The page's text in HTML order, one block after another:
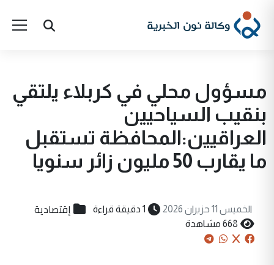
مسؤول محلي في كربلاء يلتقي
بنقيب السياحيين
العراقيين:المحافظة تستقبل
ما يقارب 50 مليون زائر سنويا
الخميس 11 حزيران 2026 1 دقيقة قراءة إقتصادية
668 مشاهدة